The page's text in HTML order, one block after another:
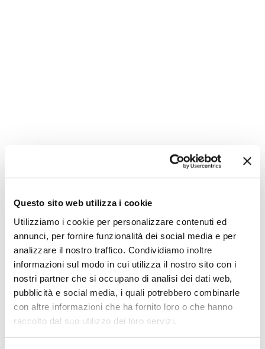
Questo sito web utilizza i cookie
Utilizziamo i cookie per personalizzare contenuti ed
annunci, per fornire funzionalità dei social media e per
analizzare il nostro traffico. Condividiamo inoltre
informazioni sul modo in cui utilizza il nostro sito con i
nostri partner che si occupano di analisi dei dati web,
pubblicità e social media, i quali potrebbero combinarle
con altre informazioni che ha fornito loro o che hanno
raccolto dal suo utilizzo dei loro servizi.
Se conosci poco l'Oriente, lasciati suggerire quale sia il Paese
giusto per te.
Prova la nostra bussola »